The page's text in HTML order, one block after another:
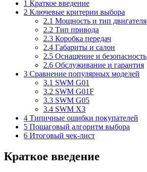
1 Краткое введение
2 Ключевые критерии выбора
2.1 Мощность и тип двигателя
2.2 Тип привода
2.3 Коробка передач
2.4 Габариты и салон
2.5 Оснащение и безопасность
2.6 Обслуживание и гарантия
3 Сравнение популярных моделей
3.1 SWM G01
3.2 SWM G01F
3.3 SWM G05
3.4 SWM X3
4 Типичные ошибки покупателей
5 Пошаговый алгоритм выбора
6 Итоговый чек-лист
Краткое введение